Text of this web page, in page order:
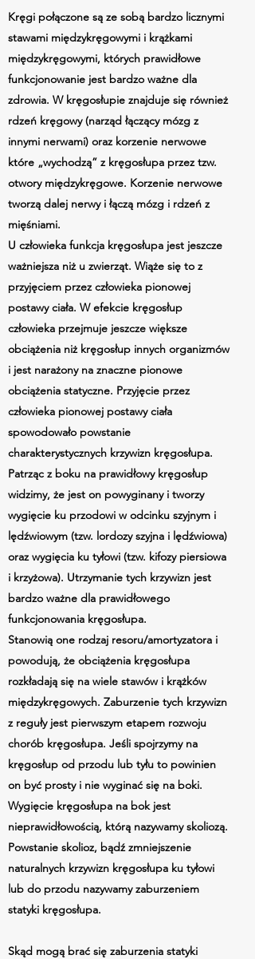
Kręgi połączone są ze sobą bardzo licznymi
stawami międzykręgowymi i krążkami
międzykręgowymi, których prawidłowe
funkcjonowanie jest bardzo ważne dla
zdrowia. W kręgosłupie znajduje się również
rdzeń kręgowy (narząd łączący mózg z
innymi nerwami) oraz korzenie nerwowe
które „wychodzą” z kręgosłupa przez tzw.
otwory międzykręgowe. Korzenie nerwowe
tworzą dalej nerwy i łączą mózg i rdzeń z
mięśniami.
U człowieka funkcja kręgosłupa jest jeszcze
ważniejsza niż u zwierząt. Wiąże się to z
przyjęciem przez człowieka pionowej
postawy ciała. W efekcie kręgosłup
człowieka przejmuje jeszcze większe
obciążenia niż kręgosłup innych organizmów
i jest narażony na znaczne pionowe
obciążenia statyczne. Przyjęcie przez
człowieka pionowej postawy ciała
spowodowało powstanie
charakterystycznych krzywizn kręgosłupa.
Patrząc z boku na prawidłowy kręgosłup
widzimy, że jest on powyginany i tworzy
wygięcie ku przodowi w odcinku szyjnym i
lędźwiowym (tzw. lordozy szyjna i lędźwiowa)
oraz wygięcia ku tyłowi (tzw. kifozy piersiowa
i krzyżowa). Utrzymanie tych krzywizn jest
bardzo ważne dla prawidłowego
funkcjonowania kręgosłupa.
Stanowią one rodzaj resoru/amortyzatora i
powodują, że obciążenia kręgosłupa
rozkładają się na wiele stawów i krążków
międzykręgowych. Zaburzenie tych krzywizn
z reguły jest pierwszym etapem rozwoju
chorób kręgosłupa. Jeśli spojrzymy na
kręgosłup od przodu lub tyłu to powinien
on być prosty i nie wyginać się na boki.
Wygięcie kręgosłupa na bok jest
nieprawidłowością, którą nazywamy skoliozą.
Powstanie skolioz, bądź zmniejszenie
naturalnych krzywizn kręgosłupa ku tyłowi
lub do przodu nazywamy zaburzeniem
statyki kręgosłupa.
Skąd mogą brać się zaburzenia statyki